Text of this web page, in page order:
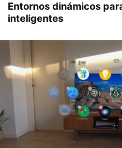
Entornos dinámicos
inteligentes